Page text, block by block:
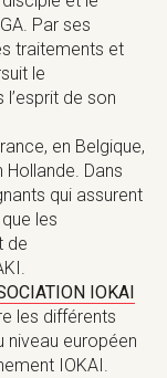
Par ses
traitements et
le
de son
en Belgique,
Hollande. Dans
qui assurent
les
de
IOKAI
les différents
niveau européen
IOKAI.